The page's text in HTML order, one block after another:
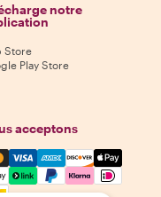
notre
Store
Play Store
acceptons
Visa, Amex,